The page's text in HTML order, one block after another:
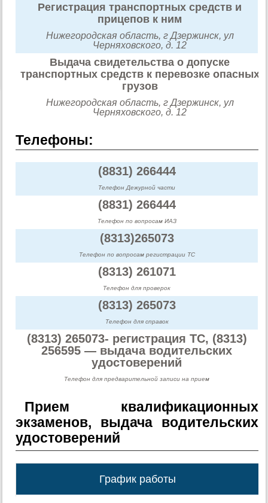
Регистрация транспортных средств и
прицепов к ним
Нижегородская область, г Дзержинск, ул
Черняховского, д. 12
Выдача свидетельства о допуске
транспортных средств к перевозке опасных
грузов
Нижегородская область, г Дзержинск, ул
Черняховского, д. 12
Телефоны:
(8831) 266444
Телефон Дежурной части
(8831) 266444
Телефон по вопросам ИАЗ
(8313)265073
Телефон по вопросам регистрации ТС
(8313) 261071
Телефон для проверок
(8313) 265073
Телефон для справок
(8313) 265073- регистрация ТС, (8313)
256595 — выдача водительских
удостоверений
Телефон для предварительной записи на прием
Прием квалификационных
экзаменов, выдача водительских
удостоверений
График работы